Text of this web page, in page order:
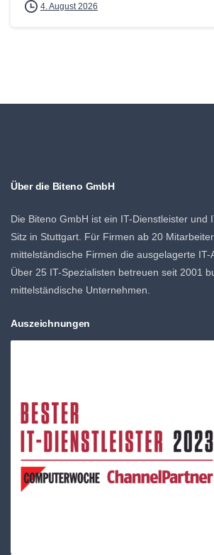
4. August 2026
Über die Biteno GmbH
Die Biteno GmbH ist ein IT-Dienstleister und
Sitz in Stuttgart. Für Firmen ab 20
mittelständische Firmen die ausgelagerte IT-
Über 25 IT-Spezialisten betreuen seit 2001
mittelständische Unternehmen.
Auszeichnungen